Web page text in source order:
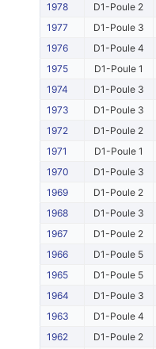
1978
D1-Poule 2
1977
D1-Poule 3
1976
D1-Poule 4
1975
D1-Poule 1
1974
D1-Poule 3
1973
D1-Poule 3
1972
D1-Poule 2
1971
D1-Poule 1
1970
D1-Poule 3
1969
D1-Poule 2
1968
D1-Poule 3
1967
D1-Poule 2
1966
D1-Poule 5
1965
D1-Poule 5
1964
D1-Poule 3
1963
D1-Poule 4
1962
D1-Poule 2